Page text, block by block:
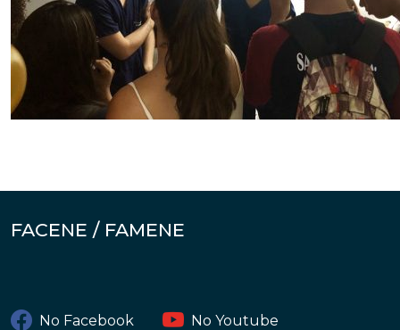
FACENE / FAMENE
No Facebook No Youtube